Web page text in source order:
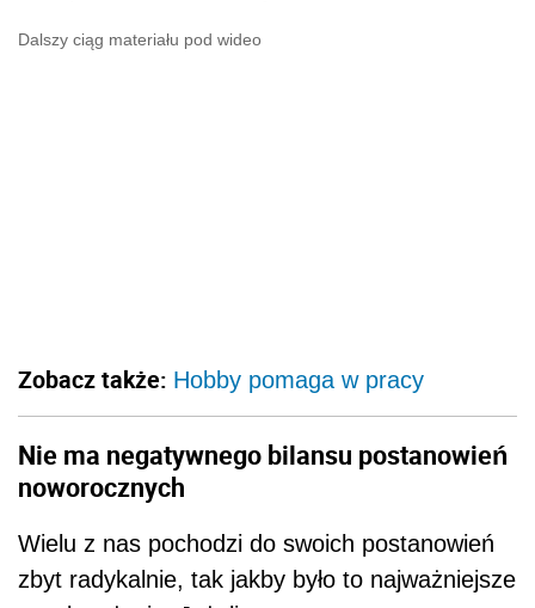
Dalszy ciąg materiału pod wideo
Zobacz także: Hobby pomaga w pracy
Nie ma negatywnego bilansu postanowień
noworocznych
Wielu z nas pochodzi do swoich postanowień
zbyt radykalnie, tak jakby było to najważniejsze